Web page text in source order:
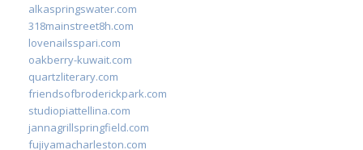
alkaspringswater.com
318mainstreet8h.com
lovenailsspari.com
oakberry-kuwait.com
quartzliterary.com
friendsofbroderickpark.com
studiopiattellina.com
jannagrillspringfield.com
fujiyamacharleston.com